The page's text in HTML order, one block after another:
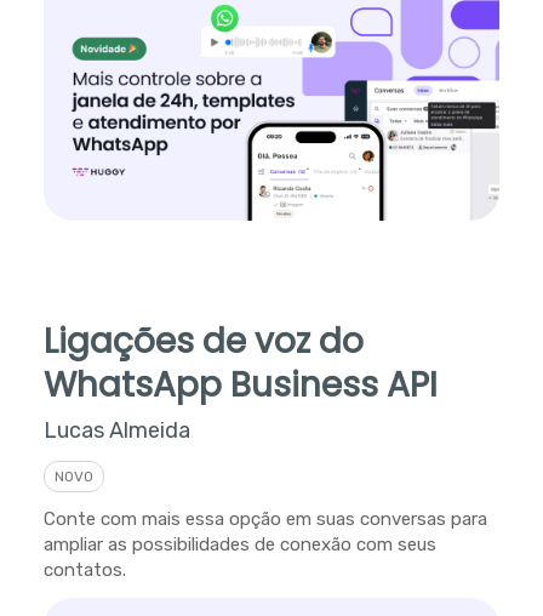
Ligações de voz do
WhatsApp Business API
Lucas Almeida
NOVO
Conte com mais essa opção em suas conversas para
ampliar as possibilidades de conexão com seus
contatos.